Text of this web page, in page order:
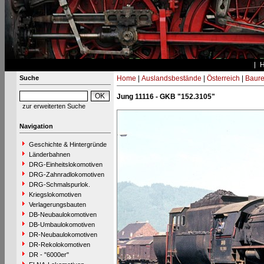
Suche
zur erweiterten Suche
Navigation
Geschichte & Hintergründe
Länderbahnen
DRG-Einheitslokomotiven
DRG-Zahnradlokomotiven
DRG-Schmalspurlok.
Kriegslokomotiven
Verlagerungsbauten
DB-Neubaulokomotiven
DB-Umbaulokomotiven
DR-Neubaulokomotiven
DR-Rekolokomotiven
DR - "6000er"
Home Auslandsbestände Österreich
Jung 11116 - GKB "152.3105"